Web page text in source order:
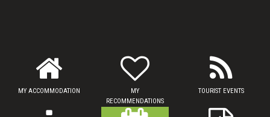
MY ACCOMMODATION
MY
RECOMMENDATIONS
TOURIST EVENTS